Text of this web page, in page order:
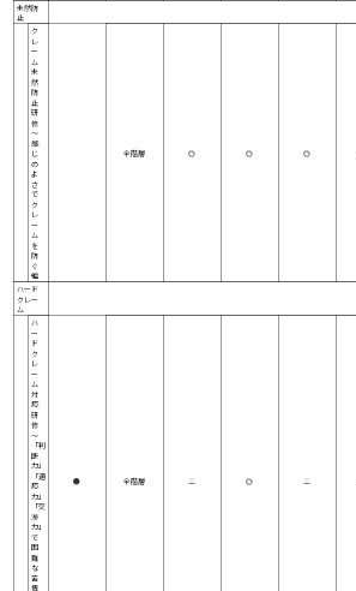
未然防
止
ク
レ
ー
ム
未
然
防
止
研
修
～
感
じ
の
よ
さ
で
ク
レ
ー
ム
を
防
ぐ
編
全階層 ◎ ◎ ◎
ハード
クレー
ム
ハ
ー
ド
ク
レ
ー
ム
対
応
研
修
～
「判
断
力」
「適
応
力」
「交
渉
力」
で
困
難
な
苦
情
● 全階層 △ ◎ △